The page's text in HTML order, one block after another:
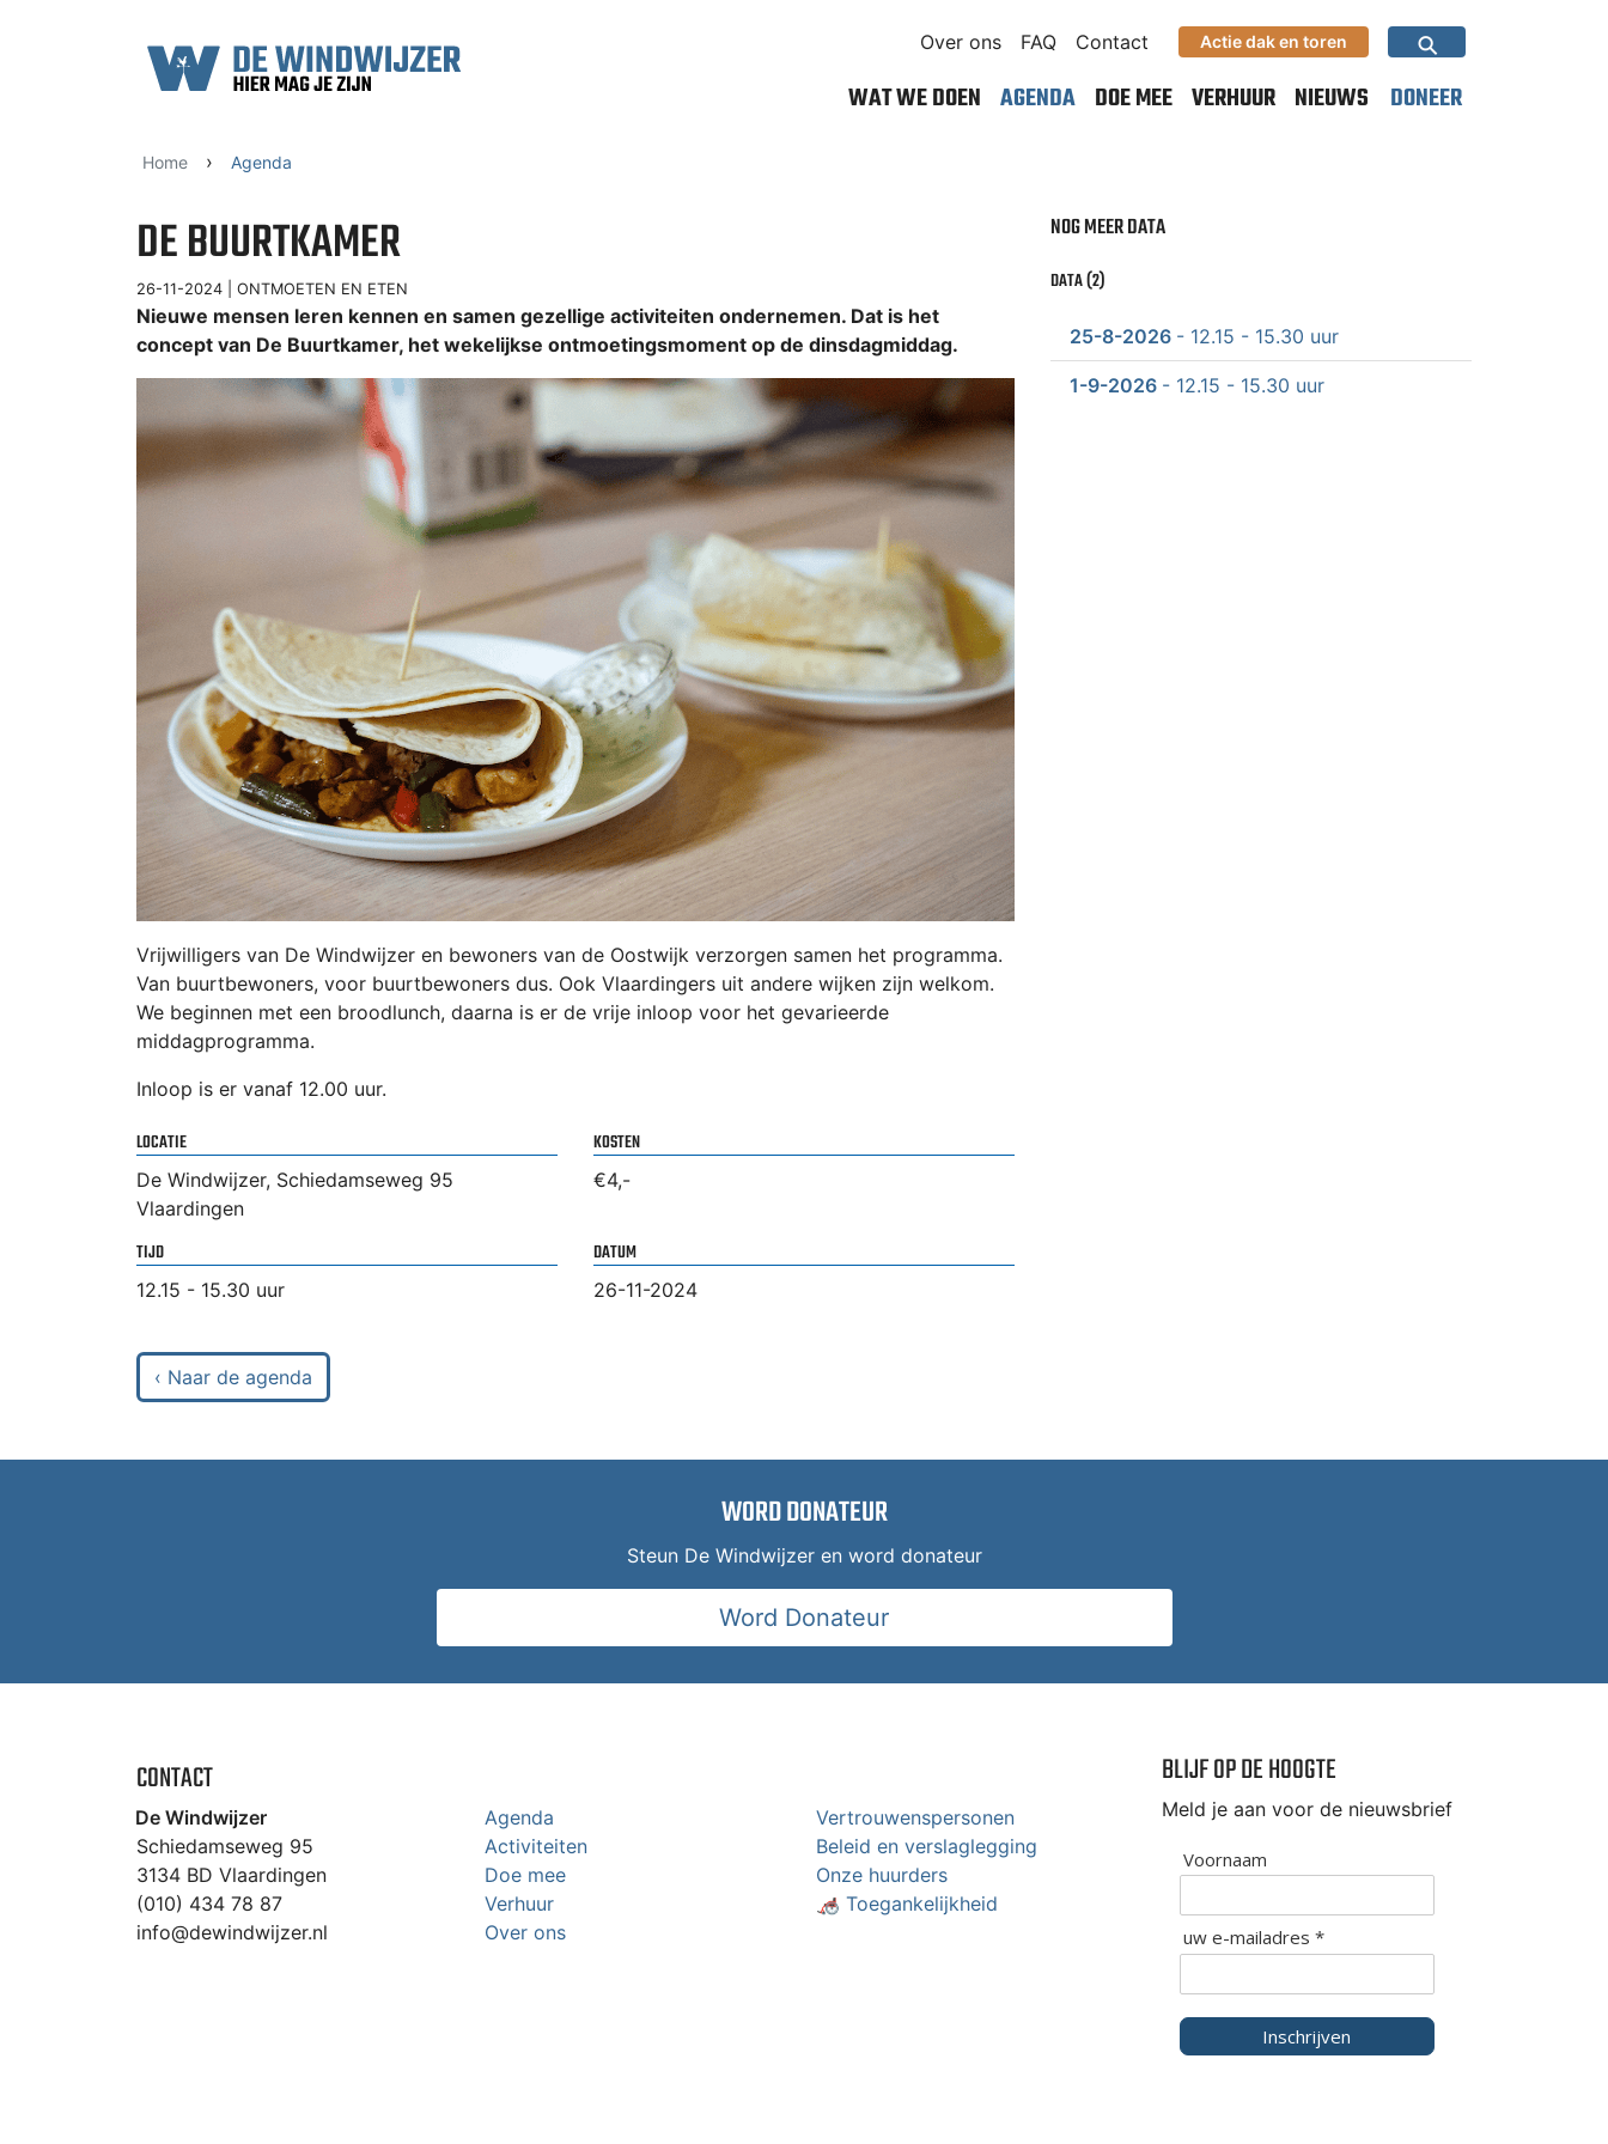
Over ons
FAQ Contact Actie dak en toren ⚲
WAT WE DOEN AGENDA DOE MEE VERHUUR NIEUWS DONEER
Home › Agenda
DE BUURTKAMER
26-11-2024 | ONTMOETEN EN ETEN
Nieuwe mensen leren kennen en samen gezellige activiteiten ondernemen. Dat is het
concept van De Buurtkamer, het wekelijkse ontmoetingsmoment op de dinsdagmiddag.
Vrijwilligers van De Windwijzer en bewoners van de Oostwijk verzorgen samen het programma.
Van buurtbewoners, voor buurtbewoners dus. Ook Vlaardingers uit andere wijken zijn welkom.
We beginnen met een broodlunch, daarna is er de vrije inloop voor het gevarieerde
middagprogramma.
Inloop is er vanaf 12.00 uur.
LOCATIE
De Windwijzer, Schiedamseweg 95
Vlaardingen
KOSTEN
€4,-
TIJD
12.15 - 15.30 uur
DATUM
26-11-2024
NOG MEER DATA
DATA (2)
25-8-2026 - 12.15 - 15.30 uur
1-9-2026 - 12.15 - 15.30 uur
‹ Naar de agenda
WORD DONATEUR
Steun De Windwijzer en word donateur
Word Donateur
CONTACT
De Windwijzer
Schiedamseweg 95
3134 BD Vlaardingen
(010) 434 78 87
info@dewindwijzer.nl
Agenda
Activiteiten
Doe mee
Verhuur
Over ons
Vertrouwenspersonen
Beleid en verslaglegging
Onze huurders
🦽 Toegankelijkheid
BLIJF OP DE HOOGTE
Meld je aan voor de nieuwsbrief
Voornaam
uw e-mailadres *
Inschrijven